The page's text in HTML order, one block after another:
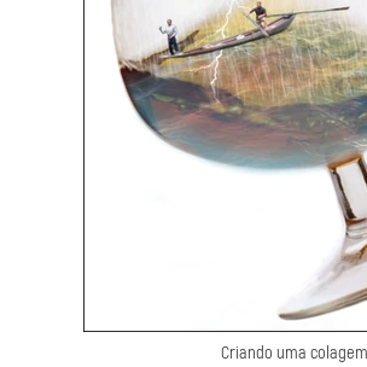
Criando uma colagem